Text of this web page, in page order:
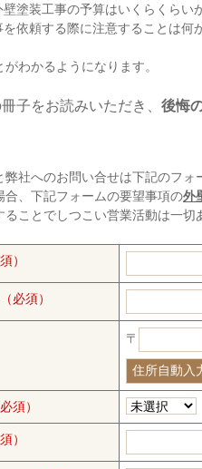
塗装工事の予算はいくらくらい
依頼する際に注意することは何
がわかるようになります。
子をお読みいただき、 後悔
弊社へのお問い合せは下記のフォ
合、下記フォームの要望事項の外
ことでしつこい営業活動は一
）
（必須）
〒
必須）
）